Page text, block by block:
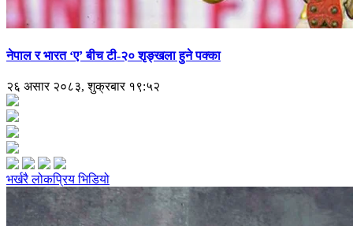
नेपाल र भारत ‘ए’ बीच टी-२० शृङ्खला हुने पक्का
२६ असार २०८३, शुक्रबार १९:५२
भर्खरैलोकप्रियभिडियो